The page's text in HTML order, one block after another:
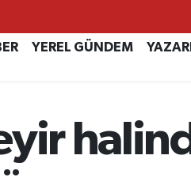
YEREL GÜNDEM